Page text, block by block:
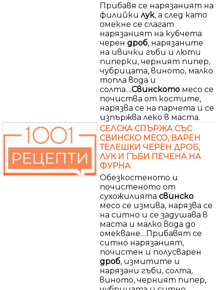
Прибавя се нарязаният на
филийки лук, а след като
омекне се слагат
нарязаният на кубчета
черен дроб, нарязаните
на ивички гъби и люти
пиперки, черният пипер,
чубрицата, виното, малко
топла вода и
солта....Свинското месо се
почиства от костите,
нарязва се на парчета и се
изпържва леко в маста.
СЕЛСКА СПЪРЖА СЪС
СВИНСКО МЕСО, ВАРЕН
ТЕЛЕШКИ ЧЕРЕН ДРОБ,
ЛУК И ГЪБИ ПЕЧЕНА НА
ФУРНА
Обезкостеното и
почистеното от
сухожилията свинско
месо се измива, нарязва се
на ситно и се задушава в
маста и малко вода до
омекване....Прибавят се
ситно нарязаният,
почистен и полусварен
дроб, измитите и
нарязани гъби, солта,
виното, черният пипер,